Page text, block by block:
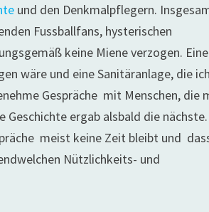
und den Denkmalpflegern.
Fussballfans, hysterischen
keine Miene verzogen. Eine
wäre und eine Sanitäranlage, die
Gespräche mit Menschen, die
ergab alsbald die
meist keine Zeit bleibt und
Nützlichkeits- und